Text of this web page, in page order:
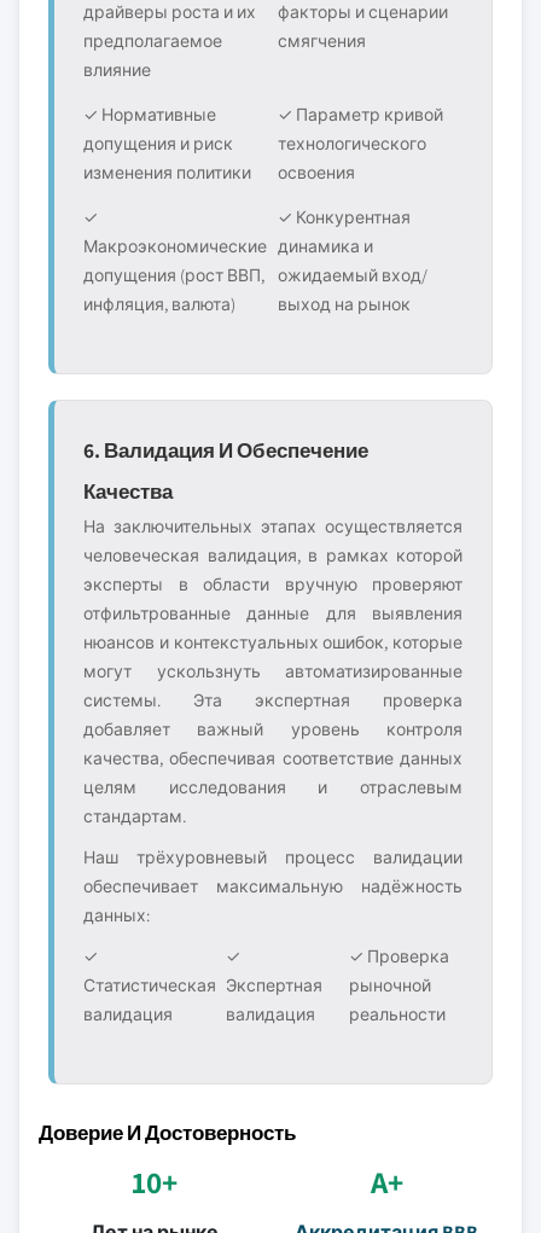
драйверы роста и их
предполагаемое
влияние
факторы и сценарии
смягчения
✓ Нормативные
допущения и риск
изменения политики
✓ Параметр кривой
технологического
освоения
✓
Макроэкономические
допущения (рост ВВП,
инфляция, валюта)
✓ Конкурентная
динамика и
ожидаемый вход/
выход на рынок
6. Валидация И Обеспечение
Качества
На заключительных этапах осуществляется
человеческая валидация, в рамках которой
эксперты в области вручную проверяют
отфильтрованные данные для выявления
нюансов и контекстуальных ошибок, которые
могут ускользнуть автоматизированные
системы. Эта экспертная проверка
добавляет важный уровень контроля
качества, обеспечивая соответствие данных
целям исследования и отраслевым
стандартам.
Наш трёхуровневый процесс валидации
обеспечивает максимальную надёжность
данных:
✓
Статистическая
валидация
✓
Экспертная
валидация
✓ Проверка
рыночной
реальности
Доверие И Достоверность
10+ A+